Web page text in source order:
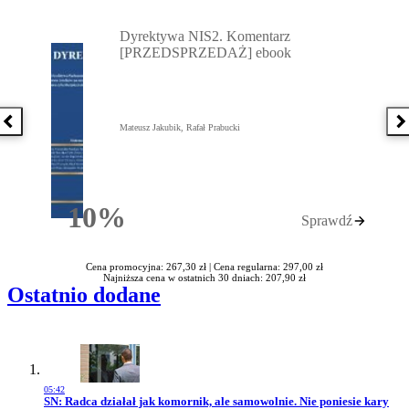
Poprzednia książka
10%Rabatu
Dyrektywa NIS2. Komentarz
[PRZEDSPRZEDAŻ] ebook
Mateusz Jakubik, Rafał Prabucki
Sprawdź
Cena promocyjna: 267,30 zł | Cena regularna: 297,00 zł
Najniższa cena w ostatnich 30 dniach: 207,90 zł
Ostatnio dodane
05:42
Przejdź do artykułu:
SN: Radca działał jak komornik, ale samowolnie. Nie poniesie kary